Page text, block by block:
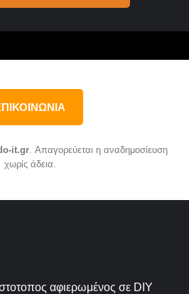
it.gr. Απαγορεύεται η αναδημοσίευση
χωρίς άδεια.
αφιερωμένος σε DIY